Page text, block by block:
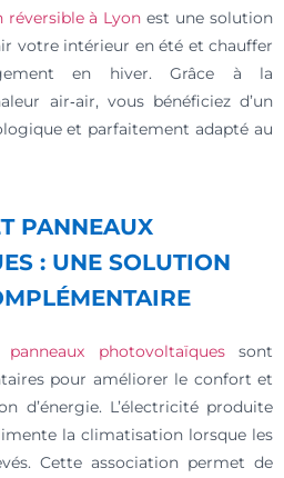
à Lyon est une solution
votre intérieur en été et chauffer
en hiver. Grâce à la
air‑air, vous bénéficiez d’un
et parfaitement adapté au
PANNEAUX
: UNE SOLUTION
photovoltaïquessont
pour améliorer le confort et
d’énergie. L’électricité produite
la climatisation lorsque les
Cette association permet de